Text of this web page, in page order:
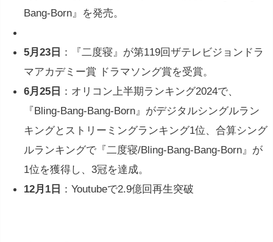
Bang-Born』を発売。
5月23日 ：『二度寝』が第119回ザテレビジョンドラ
マアカデミー賞 ドラマソング賞を受賞。
6月25日 ：オリコン上半期ランキング2024で、
『Bling-Bang-Bang-Born』がデジタルシングルラン
キングとストリーミングランキング1位、合算シング
ルランキングで『二度寝/Bling-Bang-Bang-Born』が
1位を獲得し、3冠を達成。
12月1日 ：Youtubeで2.9億回再生突破